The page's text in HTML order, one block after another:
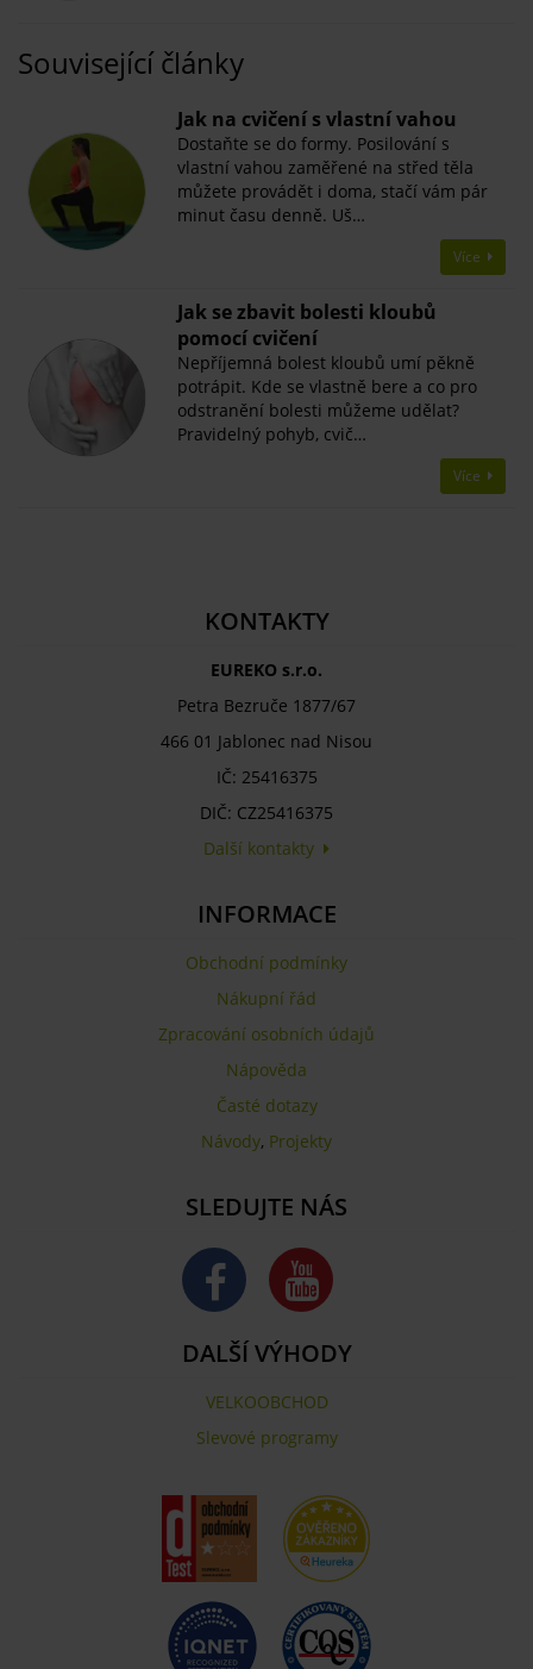
Související články
​Jak na cvičení s vlastní vahou
Dostaňte se do formy. Posilování s
vlastní vahou zaměřené na střed těla
můžete provádět i doma, stačí vám pár
minut času denně. Uš…
Více
Jak se zbavit bolesti kloubů
pomocí cvičení
Nepříjemná bolest kloubů umí pěkně
potrápit. Kde se vlastně bere a co pro
odstranění bolesti můžeme udělat?
Pravidelný pohyb, cvič…
Více
KONTAKTY
EUREKO s.r.o.
Petra Bezruče 1877/67
466 01 Jablonec nad Nisou
IČ: 25416375
DIČ: CZ25416375
Další kontakty
INFORMACE
Obchodní podmínky
Nákupní řád
Zpracování osobních údajů
Nápověda
Časté dotazy
Návody, Projekty
SLEDUJTE NÁS
DALŠÍ VÝHODY
VELKOOBCHOD
Slevové programy